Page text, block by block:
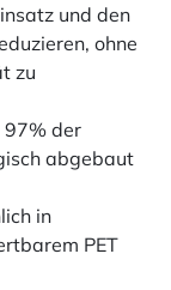
und den
ohne
zu
97% der
abgebaut
in
PET